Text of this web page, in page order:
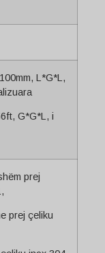
L*G*L,
G*G*L, i
prej
prej çeliku